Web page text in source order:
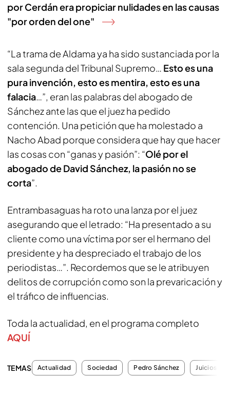
por Cerdán era propiciar nulidades en las causas
"por orden del one"
“La trama de Aldama ya ha sido sustanciada por la
sala segunda del Tribunal Supremo… Esto es una
pura invención, esto es mentira, esto es una
falacia…”, eran las palabras del abogado de
Sánchez ante las que el juez ha pedido
contención. Una petición que ha molestado a
Nacho Abad porque considera que hay que hacer
las cosas con “ganas y pasión”: “Olé por el
abogado de David Sánchez, la pasión no se
corta”.
Entrambasaguas ha roto una lanza por el juez
asegurando que el letrado: “Ha presentado a su
cliente como una víctima por ser el hermano del
presidente y ha despreciado el trabajo de los
periodistas…”. Recordemos que se le atribuyen
delitos de corrupción como son la prevaricación y
el tráfico de influencias.
Toda la actualidad, en el programa completo
AQUÍ
TEMAS Actualidad Sociedad Pedro Sánchez Juicios